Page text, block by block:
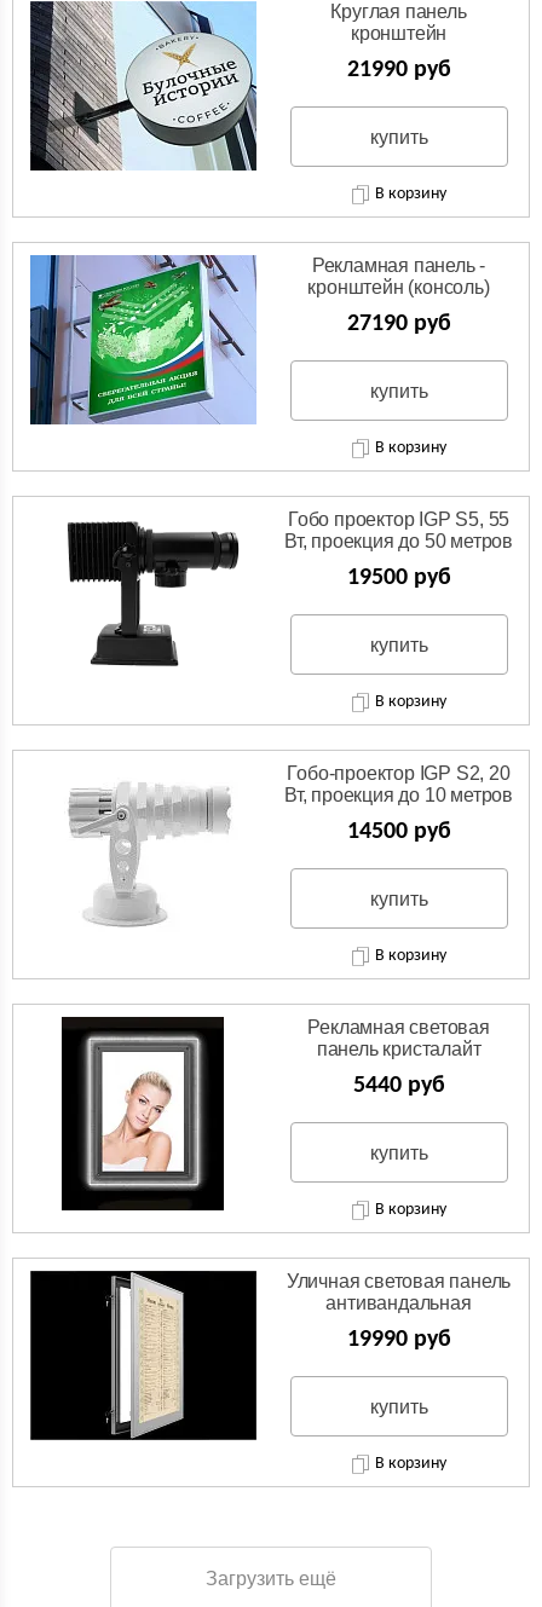
Круглая панель
кронштейн
(Двухсторонняя вывеска)
21990 руб
купить
В корзину
Рекламная панель -
кронштейн (консоль)
27190 руб
купить
В корзину
Гобо проектор IGP S5, 55
Вт, проекция до 50 метров
19500 руб
купить
В корзину
Гобо-проектор IGP S2, 20
Вт, проекция до 10 метров
14500 руб
купить
В корзину
Рекламная световая
панель кристалайт
5440 руб
купить
В корзину
Уличная световая панель
антивандальная
19990 руб
купить
В корзину
Загрузить ещё